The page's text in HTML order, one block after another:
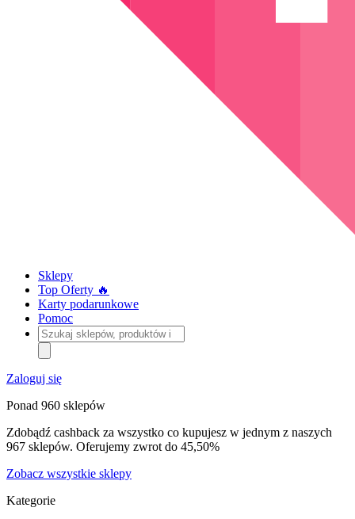
Sklepy
Top Oferty 🔥
Karty podarunkowe
Pomoc
Szukaj
sklepów,
produktów
i
kategorii
Zaloguj się
Ponad 960 sklepów
Zdobądź cashback za wszystko co kupujesz w jednym z naszych
967 sklepów. Oferujemy zwrot do 45,50%
Zobacz wszystkie sklepy
Kategorie